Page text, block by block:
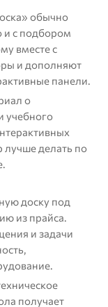
обычно
и с подбором
вместе с
и дополняют
панели.
о
учебного
лучше делать по
доску под
из прайса.
и задачи
получает